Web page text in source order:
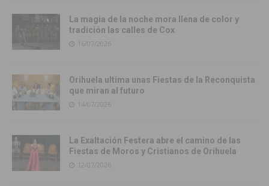
La magia de la noche mora llena de color y
tradición las calles de Cox
16/07/2026
Orihuela ultima unas Fiestas de la Reconquista
que miran al futuro
14/07/2026
La Exaltación Festera abre el camino de las
Fiestas de Moros y Cristianos de Orihuela
12/07/2026